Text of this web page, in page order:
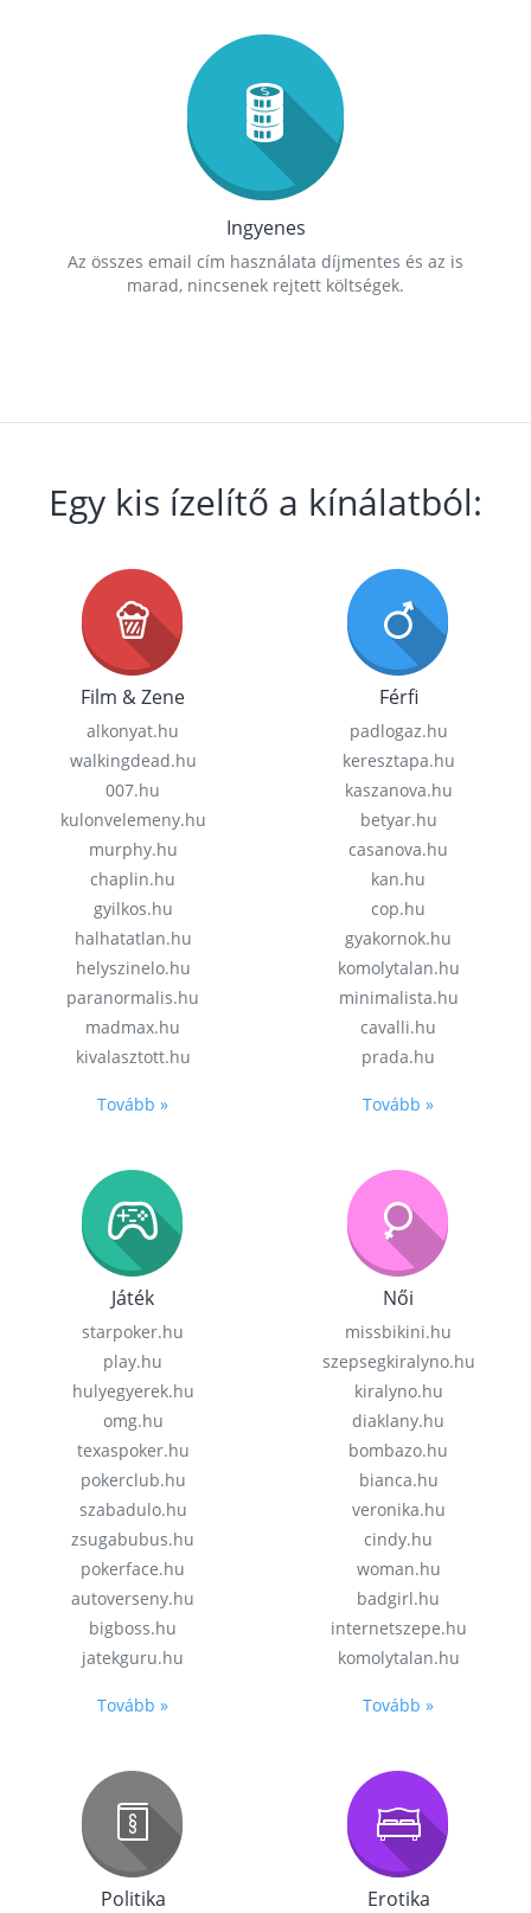
Ingyenes
Az összes email cím használata díjmentes és az is
marad, nincsenek rejtett költségek.
Egy kis ízelítő a kínálatból:
Film & Zene
alkonyat.hu
walkingdead.hu
007.hu
kulonvelemeny.hu
murphy.hu
chaplin.hu
gyilkos.hu
halhatatlan.hu
helyszinelo.hu
paranormalis.hu
madmax.hu
kivalasztott.hu
Tovább »
Férfi
padlogaz.hu
keresztapa.hu
kaszanova.hu
betyar.hu
casanova.hu
kan.hu
cop.hu
gyakornok.hu
komolytalan.hu
minimalista.hu
cavalli.hu
prada.hu
Tovább »
Játék
starpoker.hu
play.hu
hulyegyerek.hu
omg.hu
texaspoker.hu
pokerclub.hu
szabadulo.hu
zsugabubus.hu
pokerface.hu
autoverseny.hu
bigboss.hu
jatekguru.hu
Tovább »
Női
missbikini.hu
szepsegkiralyno.hu
kiralyno.hu
diaklany.hu
bombazo.hu
bianca.hu
veronika.hu
cindy.hu
woman.hu
badgirl.hu
internetszepe.hu
komolytalan.hu
Tovább »
Politika Erotika